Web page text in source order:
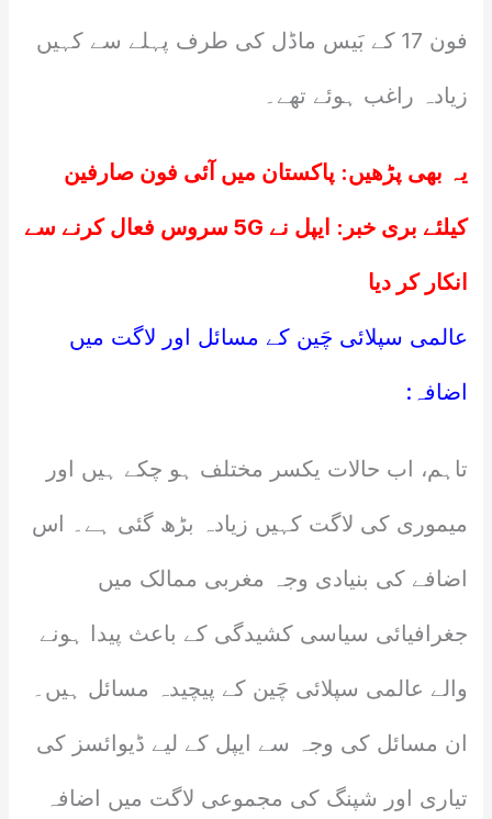
فون 17 کے بَیس ماڈل کی طرف پہلے سے کہیں
زیادہ راغب ہوئے تھے۔
یہ بھی پڑھیں: پاکستان میں آئی فون صارفین
کیلئے بری خبر: ایپل نے 5G سروس فعال کرنے سے
انکار کر دیا
عالمی سپلائی چَین کے مسائل اور لاگت میں
اضافہ:
تاہم، اب حالات یکسر مختلف ہو چکے ہیں اور
میموری کی لاگت کہیں زیادہ بڑھ گئی ہے۔ اس
اضافے کی بنیادی وجہ مغربی ممالک میں
جغرافیائی سیاسی کشیدگی کے باعث پیدا ہونے
والے عالمی سپلائی چَین کے پیچیدہ مسائل ہیں۔
ان مسائل کی وجہ سے ایپل کے لیے ڈیوائسز کی
تیاری اور شپنگ کی مجموعی لاگت میں اضافہ